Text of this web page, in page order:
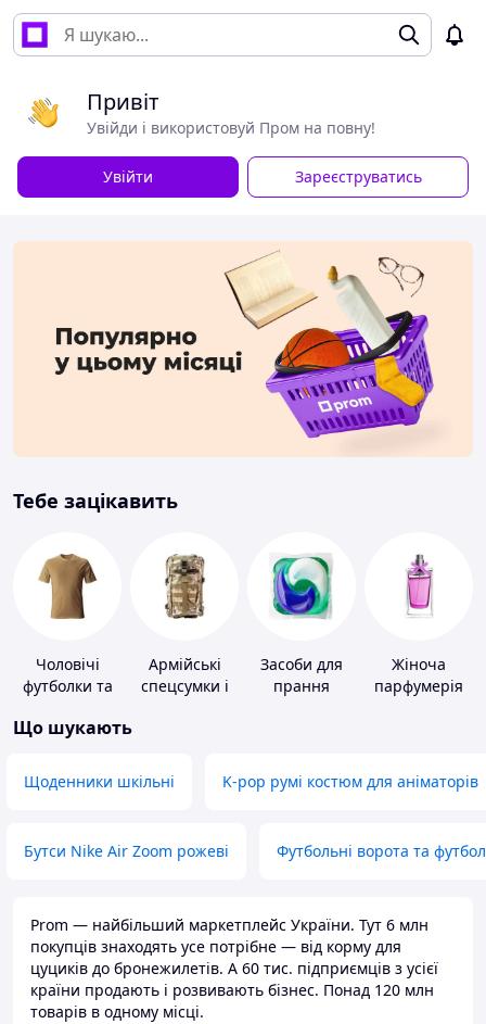
Привіт
Увійди і використовуй Пром на повну!
Увійти Зареєструватись
Тебе зацікавить
Чоловічі
футболки та
Армійські
спецсумки і
Засоби для
прання
Жіноча
парфумерія
Що шукають
Щоденники шкільні K-pop румі костюм для аніматорів
Бутси Nike Air Zoom рожеві Футбольні ворота та
Prom — найбільший маркетплейс України. Тут 6 млн
покупців знаходять усе потрібне — від корму для
цуциків до бронежилетів. А 60 тис. підприємців з усієї
країни продають і розвивають бізнес. Понад 120 млн
товарів в одному місці.